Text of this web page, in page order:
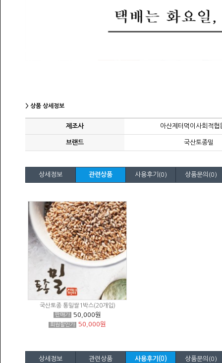
> 상품 상세정보
제조사 아산제터먹이사회적협
브랜드 국산토종밀
상세정보 관련상품 사용후기(0) 상품문의(0)
국산토종 통밀쌀1박스(20개입)
판매가 50,000원
회원할인가 50,000원
상세정보 관련상품 사용후기(0) 상품문의(0)